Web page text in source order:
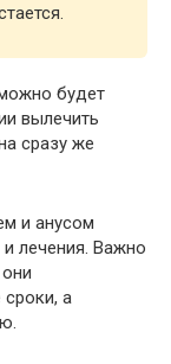
будет
вылечить
сразу же
и анусом
лечения. Важно
а